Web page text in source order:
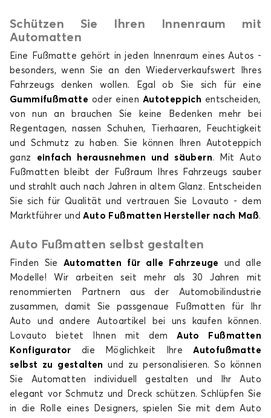
Schützen Sie Ihren Innenraum mit
Automatten
Eine Fußmatte gehört in jeden Innenraum eines Autos -
besonders, wenn Sie an den Wiederverkaufswert Ihres
Fahrzeugs denken wollen. Egal ob Sie sich für eine
Gummifußmatte oder einen Autoteppich entscheiden,
von nun an brauchen Sie keine Bedenken mehr bei
Regentagen, nassen Schuhen, Tierhaaren, Feuchtigkeit
und Schmutz zu haben. Sie können Ihren Autoteppich
ganz einfach herausnehmen und säubern. Mit Auto
Fußmatten bleibt der Fußraum Ihres Fahrzeugs sauber
und strahlt auch nach Jahren in altem Glanz. Entscheiden
Sie sich für Qualität und vertrauen Sie Lovauto - dem
Marktführer undAuto Fußmatten Hersteller nach Maß.
Auto Fußmatten selbst gestalten
Finden Sie Automatten für alle Fahrzeuge
und alle
Modelle! Wir arbeiten seit mehr als 30 Jahren mit
renommierten Partnern aus der Automobilindustrie
zusammen, damit Sie passgenaue Fußmatten für Ihr
Auto und andere Autoartikel bei uns kaufen können.
Lovauto bietet Ihnen mit demAuto Fußmatten
Konfigurator die Möglichkeit IhreAutofußmatte
selbst zu gestalten und zu personalisieren. So können
Sie Automatten individuell gestalten und Ihr Auto
elegant vor Schmutz und Dreck schützen. Schlüpfen Sie
in die Rolle eines Designers, spielen Sie mit dem Auto